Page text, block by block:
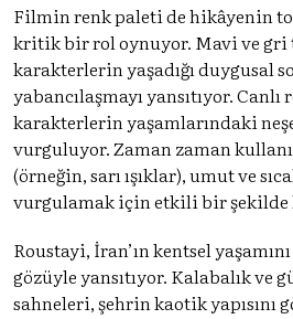
Filmin renk paleti de hikâyenin
kritik bir rol oynuyor. Mavi ve
karakterlerin yaşadığı duygusal
yabancılaşmayı yansıtıyor. Canlı
karakterlerin yaşamlarındaki
vurguluyor. Zaman zaman
(örneğin, sarı ışıklar), umut ve
vurgulamak için etkili bir şekilde
Roustayi, İran’ın kentsel
gözüyle yansıtıyor. Kalabalık ve
sahneleri, şehrin kaotik yapısını